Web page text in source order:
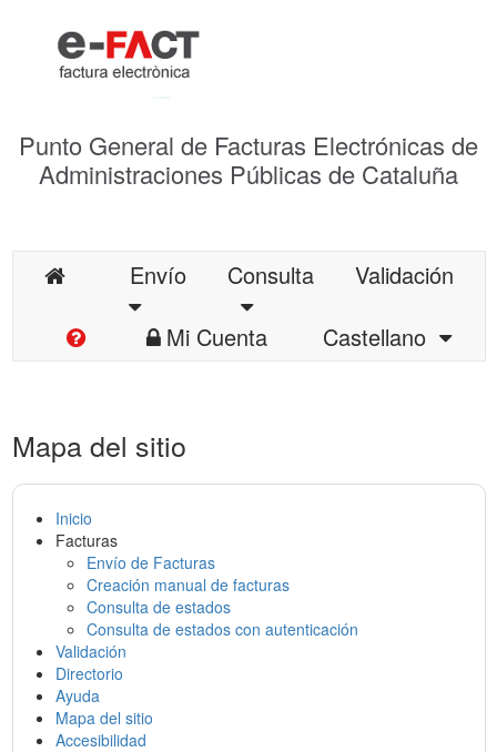
Punto General de Facturas Electrónicas de
Administraciones Públicas de Cataluña
Envío Consulta
Validación
Mi Cuenta
Castellano
Mapa del sitio
Inicio
Facturas
Envío de Facturas
Creación manual de facturas
Consulta de estados
Consulta de estados con autenticación
Validación
Directorio
Ayuda
Mapa del sitio
Accesibilidad